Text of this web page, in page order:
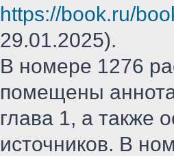
https://book.ru/
29.01.2025).
В номере 1276
помещены
глава 1, а также
источников. В